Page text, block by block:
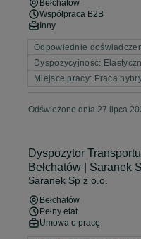
Bełchatów
Współpraca B2B
Inny
Odpowiednie
Dyspozycyjność:
Miejsce pracy: Praca
Odświeżono dnia 27 lipca
Dyspozytor
Bełchatów | Saranek
Saranek Sp z o.o.
Bełchatów
Pełny etat
Umowa o pracę